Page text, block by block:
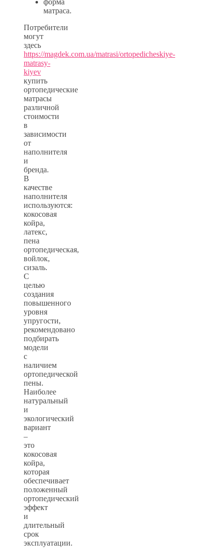
форма
матраса.
Потребители
могут
здесь
https://magdek.com.ua/matrasi/ortopedicheskiye-
matrasy-
kiyev
купить
ортопедические
матрасы
различной
стоимости
в
зависимости
от
наполнителя
и
бренда.
В
качестве
наполнителя
используются:
кокосовая
койра,
латекс,
пена
ортопедическая,
войлок,
сизаль.
С
целью
создания
повышенного
уровня
упругости,
рекомендовано
подбирать
модели
с
наличием
ортопедической
пены.
Наиболее
натуральный
и
экологический
вариант
–
это
кокосовая
койра,
которая
обеспечивает
положенный
ортопедический
эффект
и
длительный
срок
эксплуатации.